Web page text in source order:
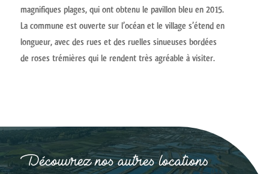
magnifiques plages, qui ont obtenu le pavillon bleu en 2015.
La commune est ouverte sur l’océan et le village s’étend en
longueur, avec des rues et des ruelles sinueuses bordées
de roses trémières qui le rendent très agréable à visiter.
Découvrez nos autres locations